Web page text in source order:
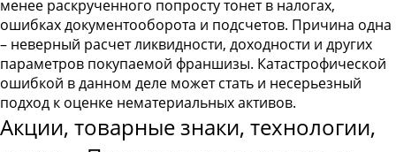
менее раскрученного попросту тонет в налогах,
ошибках документооборота и подсчетов. Причина одна
– неверный расчет ликвидности, доходности и других
параметров покупаемой франшизы. Катастрофической
ошибкой в данном деле может стать и несерьезный
подход к оценке нематериальных активов.
Акции, товарные знаки, технологии,